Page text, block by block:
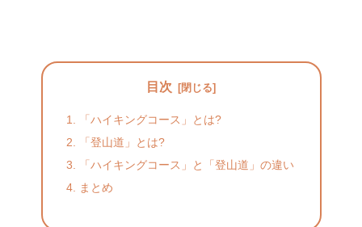
目次
「ハイキングコース」とは?
「登山道」とは?
「ハイキングコース」と「登山道」の違い
まとめ